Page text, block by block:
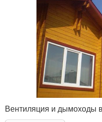
Вентиляция и дымоходы